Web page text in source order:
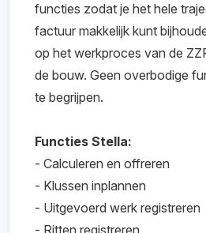
functies zodat je het hele
factuur makkelijk kunt
op het werkproces van de
de bouw. Geen overbodige
te begrijpen.
Functies Stella:
- Calculeren en offreren
- Klussen inplannen
- Uitgevoerd werk registreren
- Ritten registreren